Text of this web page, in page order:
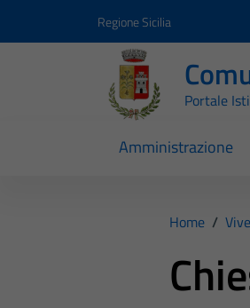
Regione Sicilia
Portale
Amministrazione
Home /